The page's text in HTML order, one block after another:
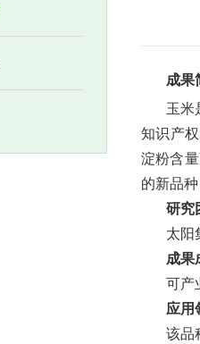
成果
玉米
知识产
淀粉含
的新品种
研究
太阳
成果
可产
应用
该品